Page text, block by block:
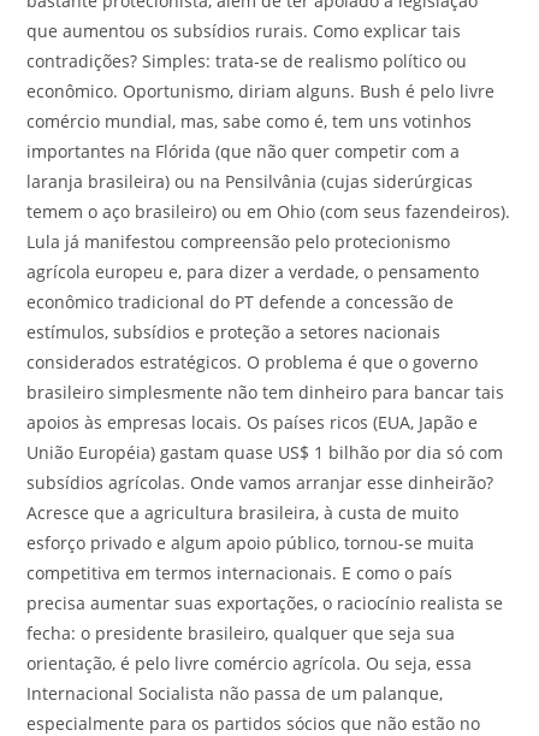
que aumentou os subsídios rurais. Como explicar tais
contradições? Simples: trata-se de realismo político ou
econômico. Oportunismo, diriam alguns. Bush é pelo livre
comércio mundial, mas, sabe como é, tem uns votinhos
importantes na Flórida (que não quer competir com a
laranja brasileira) ou na Pensilvânia (cujas siderúrgicas
temem o aço brasileiro) ou em Ohio (com seus fazendeiros).
Lula já manifestou compreensão pelo protecionismo
agrícola europeu e, para dizer a verdade, o pensamento
econômico tradicional do PT defende a concessão de
estímulos, subsídios e proteção a setores nacionais
considerados estratégicos. O problema é que o governo
brasileiro simplesmente não tem dinheiro para bancar tais
apoios às empresas locais. Os países ricos (EUA, Japão e
União Européia) gastam quase US$ 1 bilhão por dia só com
subsídios agrícolas. Onde vamos arranjar esse dinheirão?
Acresce que a agricultura brasileira, à custa de muito
esforço privado e algum apoio público, tornou-se muita
competitiva em termos internacionais. E como o país
precisa aumentar suas exportações, o raciocínio realista se
fecha: o presidente brasileiro, qualquer que seja sua
orientação, é pelo livre comércio agrícola. Ou seja, essa
Internacional Socialista não passa de um palanque,
especialmente para os partidos sócios que não estão no